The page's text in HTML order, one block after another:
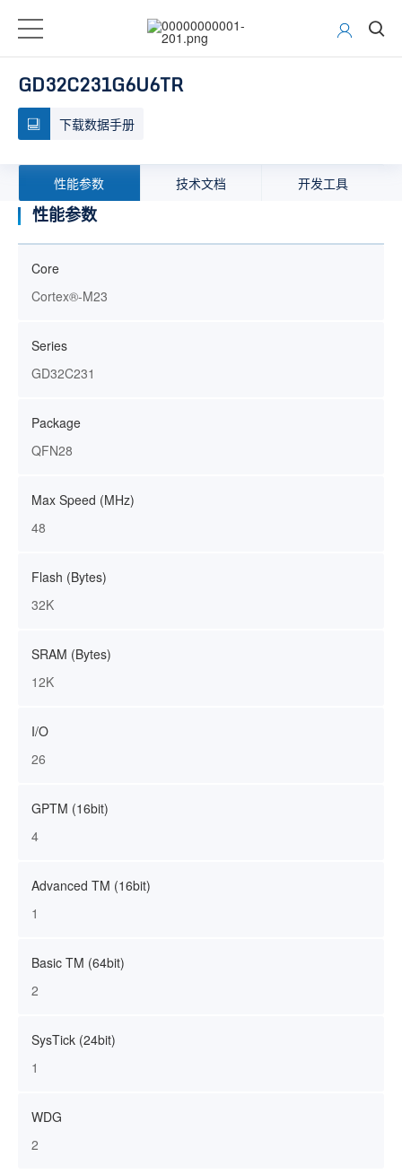
GD32C231G6U6TR
下载数据手册
性能参数 技术文档 开发工具
性能参数
Core
Cortex®-M23
Series
GD32C231
Package
QFN28
Max Speed (MHz)
48
Flash (Bytes)
32K
SRAM (Bytes)
12K
I/O
26
GPTM (16bit)
4
Advanced TM (16bit)
1
Basic TM (64bit)
2
SysTick (24bit)
1
WDG
2